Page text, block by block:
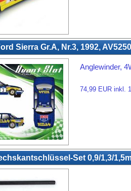
Sierra Gr.A, Nr.3, 1992,
Anglewinder,
74,99 EUR inkl.
Set 0,9/1,3/